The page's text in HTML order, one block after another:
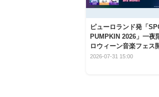
ピューロランド発「
PUMPKIN 2026」一夜
ロウィーン音楽フェス
定！
2026-07-31 15:00